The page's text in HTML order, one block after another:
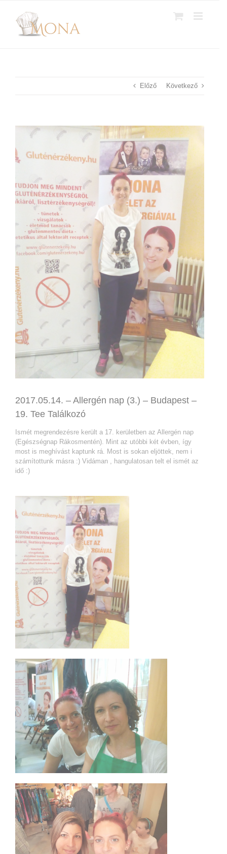
Előző Következő
Image
2017.05.14. – Allergén nap (3.) – Budapest –
19. Tee Találkozó
Ismét megrendezésre került a 17. kerületben az Allergén nap
(Egészségnap Rákosmentén). Mint az utóbbi két évben, így
most is meghívást kaptunk rá. Most is sokan eljöttek, nem i
számítottunk másra :) Vidáman , hangulatosan telt el ismét az
idő :)